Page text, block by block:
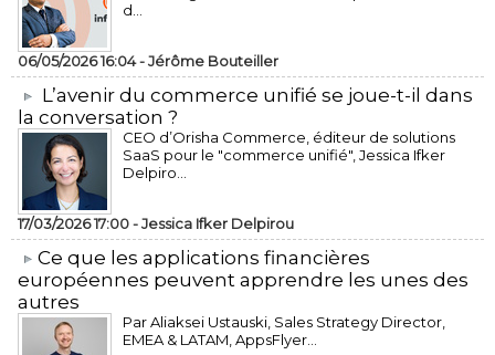
d...
06/05/2026 16:04 -Jérôme Bouteiller
L’avenir du commerce unifié se joue-t-il dans
la conversation ?
CEO d’Orisha Commerce, éditeur de solutions
SaaS pour le "commerce unifié", Jessica Ifker
Delpiro...
17/03/2026 17:00 -Jessica Ifker Delpirou
​Ce que les applications financières
européennes peuvent apprendre les unes des
autres
Par Aliaksei Ustauski, Sales Strategy Director,
EMEA & LATAM, AppsFlyer...